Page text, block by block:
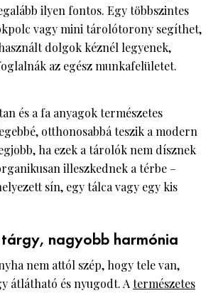
ilyen fontos. Egy többszintes
vagy mini tárolótorony segíthet,
dolgok kéznél legyenek,
az egész munkafelületet.
és a fa anyagok természetes
otthonosabbá teszik a modern
ha ezek a tárolók nem dísznek
illeszkednek a térbe –
sín, egy tálca vagy egy kis
tárgy, nagyobb harmónia
nem attól szép, hogy tele van,
átlátható és nyugodt. A természetes